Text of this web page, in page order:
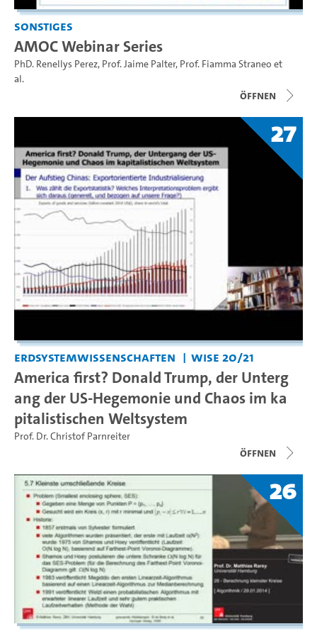
Sonstiges
AMOC Webinar Series
PhD. Renellys Perez, Prof. Jaime Palter, Prof. Fiamma Straneo et
al.
Öffnen
27
Erdsystemwissenschaften WiSe 20/21
America first? Donald Trump, der Unterg
ang der US-Hegemonie und Chaos im ka
pitalistischen Weltsystem
Prof. Dr. Christof Parnreiter
Öffnen
26